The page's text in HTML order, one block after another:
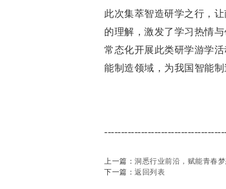
此次集萃智造研学之行，
的理解，激发了学习热情
常态化开展此类研学游学
能制造领域，为我国智能
上一篇： 洞悉行业前沿，赋能青春
下一篇： 返回列表